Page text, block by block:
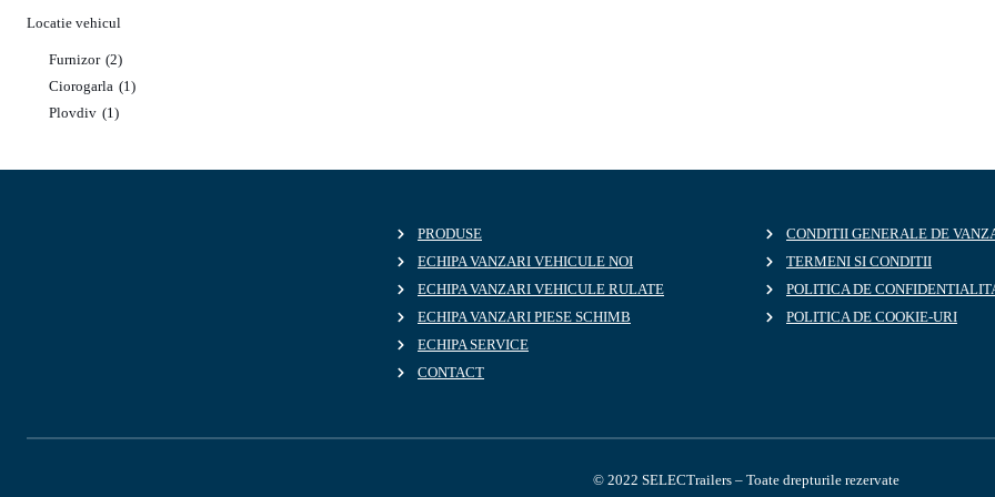
Locatie vehicul
Furnizor (2)
Ciorogarla (1)
Plovdiv (1)
PRODUSE
ECHIPA VANZARI VEHICULE NOI
ECHIPA VANZARI VEHICULE RULATE
ECHIPA VANZARI PIESE SCHIMB
ECHIPA SERVICE
CONTACT
CONDITII GENERALE DE
TERMENI SI CONDITII
POLITICA DE
POLITICA DE COOKIE-URI
© 2022 SELECTrailers – Toate drepturile rezervate